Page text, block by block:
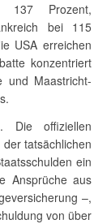
137 Prozent,
bei 115
USA erreichen
konzentriert
und Maastricht-
Die offiziellen
tatsächlichen
ein
Ansprüche aus
–,
von über